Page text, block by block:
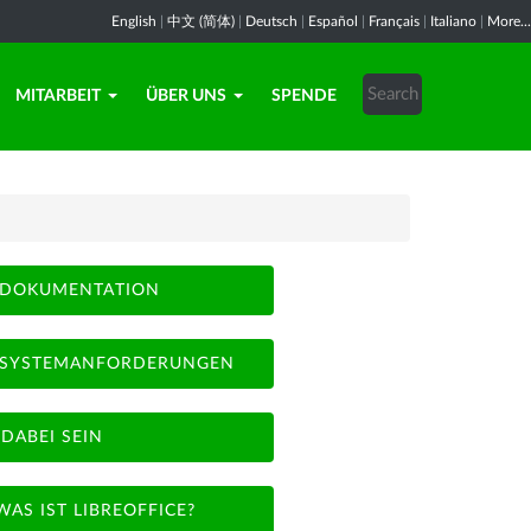
English 中文 (简体) Deutsch Español Français Italiano More...
MITARBEIT ÜBER UNS SPENDE
DOKUMENTATION
SYSTEMANFORDERUNGEN
DABEI SEIN
IST LIBREOFFICE?